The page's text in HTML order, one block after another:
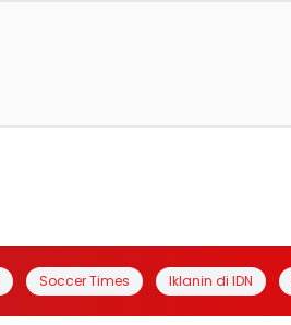
Soccer Times Iklanin di IDN